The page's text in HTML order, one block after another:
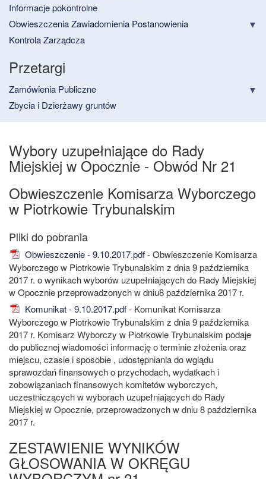
Informacje pokontrolne
Obwieszczenia Zawiadomienia Postanowienia
Kontrola Zarządcza
Przetargi
Zamówienia Publiczne
Zbycia i Dzierżawy gruntów
Wybory uzupełniające do Rady
Miejskiej w Opocznie - Obwód Nr 21
Obwieszczenie Komisarza Wyborczego
w Piotrkowie Trybunalskim
Obwieszczenie - 9.10.2017.pdf- Obwieszczenie Komisarza
Wyborczego w Piotrkowie Trybunalskim z dnia 9 października
2017 r. o wynikach wyborów uzupełniających do Rady Miejskiej
w Opocznie przeprowadzonych w dniu8 października 2017 r.
Komunikat - 9.10.2017.pdf- Komunikat Komisarza
Wyborczego w Piotrkowie Trybunalskim z dnia 9 października
2017 r. Komisarz Wyborczy w Piotrkowie Trybunalskim podaje
do publicznej wiadomości informację o terminie złożenia oraz
miejscu, czasie i sposobie , udostępniania do wglądu
sprawozdań finansowych o przychodach, wydatkach i
zobowiązaniach finansowych komitetów wyborczych,
uczestniczących w wyborach uzupełniających do Rady
Miejskiej w Opocznie, przeprowadzonych w dniu 8 października
2017 r.
ZESTAWIENIE WYNIKÓW
GŁOSOWANIA W OKRĘGU